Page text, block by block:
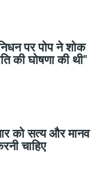
पर पोप ने शोक
की घोषणा की थी"
को सत्य और मानव
चाहिए